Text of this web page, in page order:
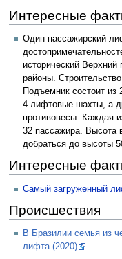
Интересные
Один пассажирский
исторический
районы.
Подъемник состоит
4 лифтовые шахты, а
противовесы. Каждая
32 пассажира. Высота
добраться до высоты
Интересные
Самый загруженный
Происшествия
В Бразилии семья из
лифта (2020)